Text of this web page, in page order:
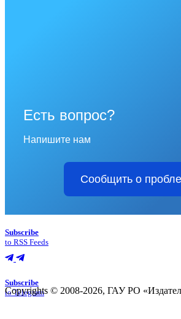
Есть вопрос?
Напишите нам
Сообщить о
Subscribe
to RSS Feeds
Subscribe
to Telegram
Copyrights © 2008-2026, ГАУ РО